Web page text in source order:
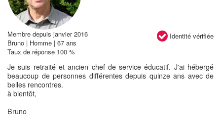
Identité vérifiée
Membre depuis janvier 2016
Bruno | Homme | 67 ans
Taux de réponse 100 %
Je suis retraité et ancien chef de service éducatif. J'ai hébergé
beaucoup de personnes différentes depuis quinze ans avec de
belles rencontres.
à bientôt,
Bruno